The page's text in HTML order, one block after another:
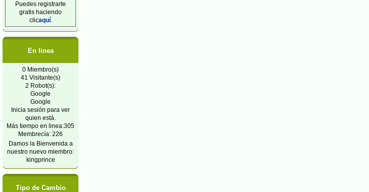
Puedes registrarte
gratis haciendo
clicaquí.
En linea
0 Miembro(s)
41 Visitante(s)
2 Robot(s):
Google
Google
Inicia sesión para ver
quien está.
Más tiempo en linea:305
Membrecía: 226
Damos la Bienvenida a
nuestro nuevo miembro:
kingprince
Tipo de Cambio